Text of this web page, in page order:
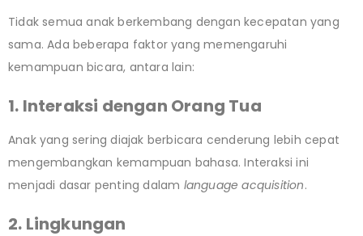
Tidak semua anak berkembang dengan kecepatan yang
sama. Ada beberapa faktor yang memengaruhi
kemampuan bicara, antara lain:
1. Interaksi dengan Orang Tua
Anak yang sering diajak berbicara cenderung lebih cepat
mengembangkan kemampuan bahasa. Interaksi ini
menjadi dasar penting dalam language acquisition.
2. Lingkungan